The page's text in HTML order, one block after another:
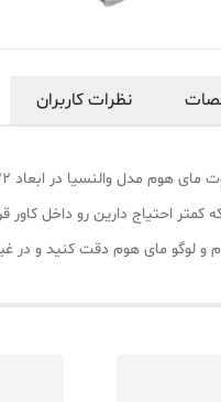
نظرات کاربران
کمتر احتیاج دارین رو داخل
و لوگو مای هوم دقت کنید و در